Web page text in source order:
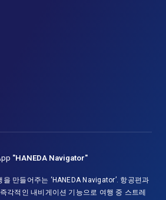
"HANEDA Navigator"
만들어주는 ‘HANEDA Navigator’. 항공편과
각적인 내비게이션 기능으로 여행 중 스트레